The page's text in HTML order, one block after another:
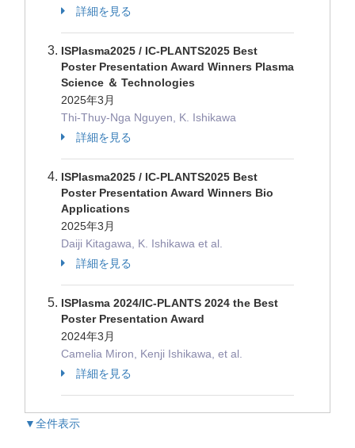
詳細を見る
ISPlasma2025 / IC-PLANTS2025 Best
Poster Presentation Award Winners Plasma
Science ＆ Technologies
2025年3月
Thi-Thuy-Nga Nguyen, K. Ishikawa
詳細を見る
ISPlasma2025 / IC-PLANTS2025 Best
Poster Presentation Award Winners Bio
Applications
2025年3月
Daiji Kitagawa, K. Ishikawa et al.
詳細を見る
ISPlasma 2024/IC-PLANTS 2024 the Best
Poster Presentation Award
2024年3月
Camelia Miron, Kenji Ishikawa, et al.
詳細を見る
▼全件表示